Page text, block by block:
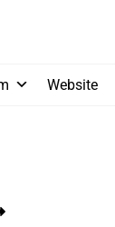
Website